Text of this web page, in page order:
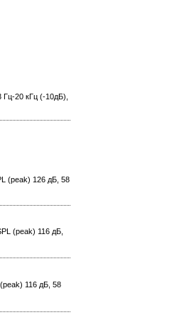
20 кГц (-10дБ),
(peak) 126 дБ, 58
(peak) 116 дБ,
116 дБ, 58